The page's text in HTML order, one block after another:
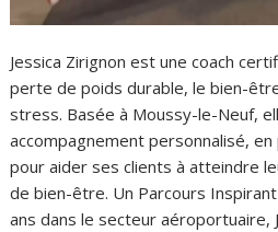
Jessica Zirignon est une coach
perte de poids durable, le bien-
stress. Basée à Moussy-le-Neuf,
accompagnement personnalisé,
pour aider ses clients à atteindre
de bien-être. Un Parcours
ans dans le secteur aéroportuaire,